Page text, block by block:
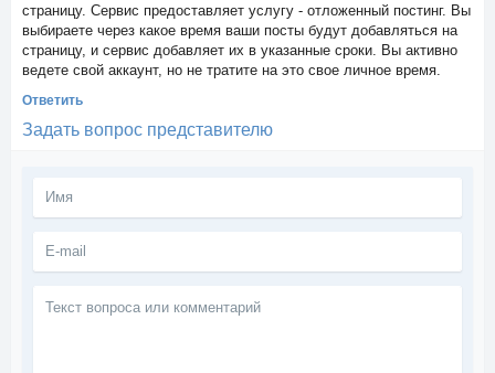
страницу. Сервис предоставляет услугу - отложенный постинг. Вы
выбираете через какое время ваши посты будут добавляться на
страницу, и сервис добавляет их в указанные сроки. Вы активно
ведете свой аккаунт, но не тратите на это свое личное время.
Ответить
Задать вопрос представителю
вопроса